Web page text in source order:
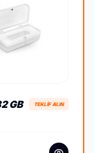
GB
TEKLİF ALIN